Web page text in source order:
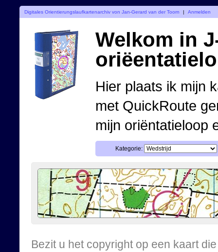
Digitales Orientierungslaufkartenarchiv von Jan-Gerard van der Toorn | Anmelden
Welkom in
Hier plaats ik mijn
met QuickRoute
mijn oriëntatieloop
Kategorie:
Bezit u het copyright op een kaart